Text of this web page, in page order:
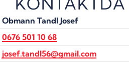
Obmann Tandl Josef
0676 501 10 68
josef.tandl56@gmail.com